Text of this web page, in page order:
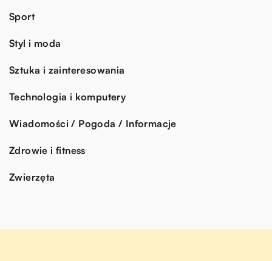
Sport
Styl i moda
Sztuka i zainteresowania
Technologia i komputery
Wiadomości / Pogoda / Informacje
Zdrowie i fitness
Zwierzęta